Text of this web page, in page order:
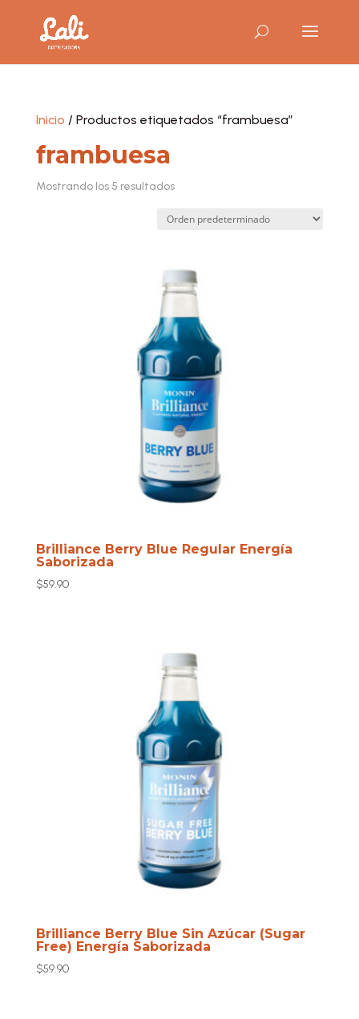
Inicio / Productos etiquetados “frambuesa”
frambuesa
Mostrando los 5 resultados
Brilliance Berry Blue Regular Energía
Saborizada
$59.90
Brilliance Berry Blue Sin Azúcar (Sugar
Free) Energía Saborizada
$59.90